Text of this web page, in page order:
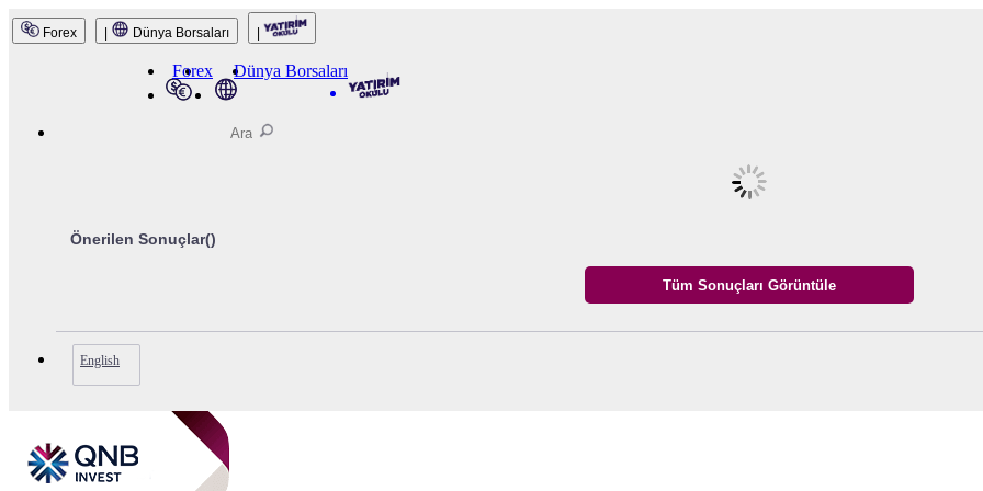
QNB Invest
Forex Dünya Borsaları
Forex Dünya Borsaları
Önerilen Sonuçlar()
English